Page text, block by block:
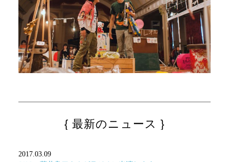
最新のニュース
2017.03.09